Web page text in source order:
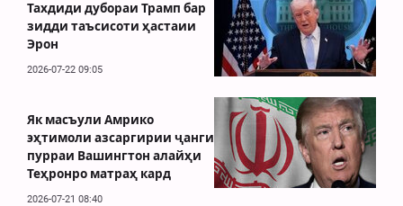
Тахдиди дубораи Трамп бар
зидди таъсисоти ҳастаии
Эрон
2026-07-22 09:05
Як масъули Амрико
эҳтимоли азсаргирии ҷанги
пурраи Вашингтон алайҳи
Теҳронро матраҳ кард
2026-07-21 08:40